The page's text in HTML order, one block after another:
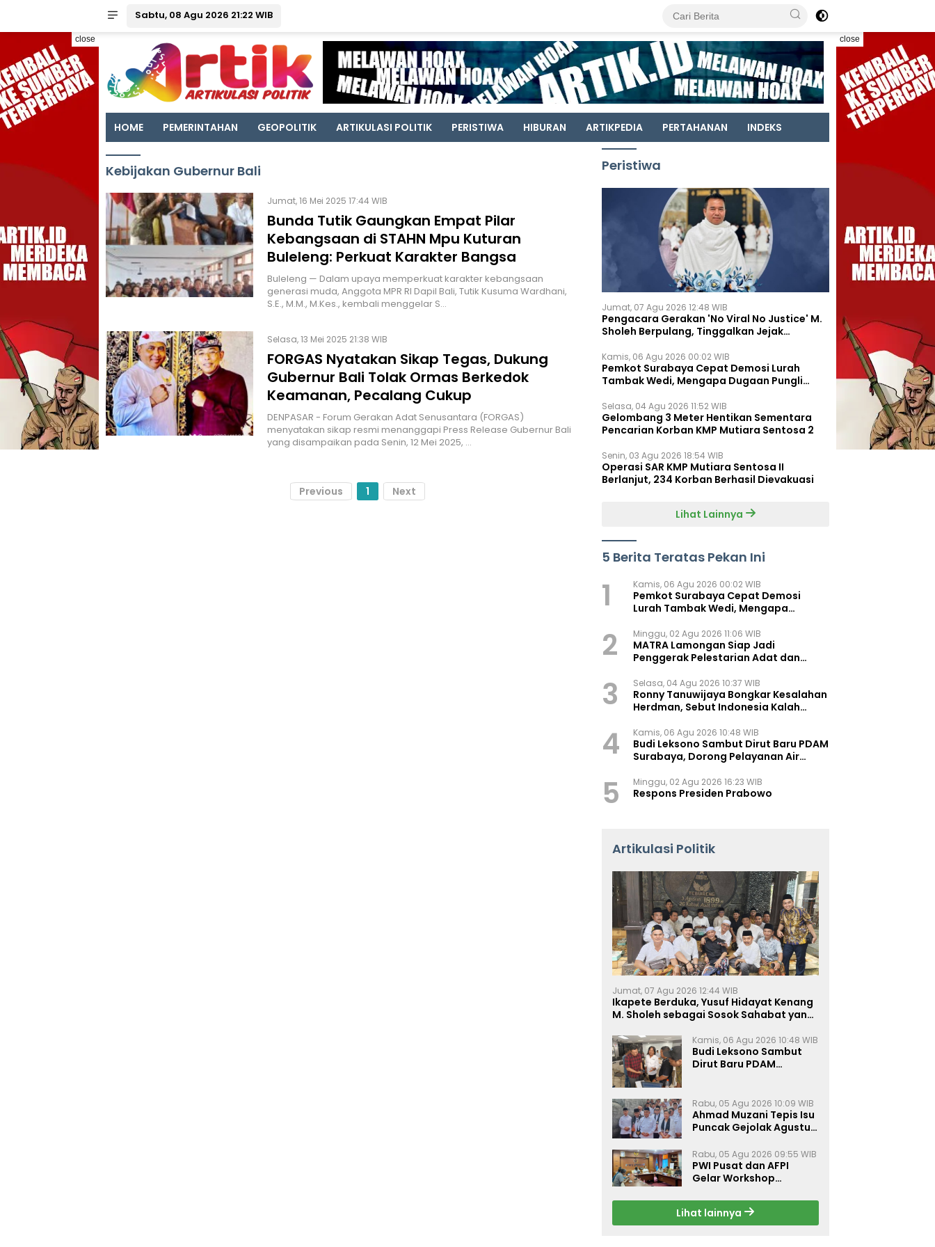
Sabtu, 08 Agu 2026 21:22 WIB
close close
HOME PEMERINTAHAN GEOPOLITIK ARTIKULASI POLITIK PERISTIWA HIBURAN ARTIKPEDIA PERTAHANAN INDEKS
Kebijakan Gubernur Bali
Jumat, 16 Mei 2025 17:44 WIB
Bunda Tutik Gaungkan Empat Pilar
Kebangsaan di STAHN Mpu Kuturan
Buleleng: Perkuat Karakter Bangsa
Buleleng — Dalam upaya memperkuat karakter kebangsaan
generasi muda, Anggota MPR RI Dapil Bali, Tutik Kusuma Wardhani,
S.E., M.M., M.Kes., kembali menggelar S…
Selasa, 13 Mei 2025 21:38 WIB
FORGAS Nyatakan Sikap Tegas, Dukung
Gubernur Bali Tolak Ormas Berkedok
Keamanan, Pecalang Cukup
DENPASAR - Forum Gerakan Adat Senusantara (FORGAS)
menyatakan sikap resmi menanggapi Press Release Gubernur Bali
yang disampaikan pada Senin, 12 Mei 2025, …
Previous 1 Next
Peristiwa
Jumat, 07 Agu 2026 12:48 WIB
Pengacara Gerakan 'No Viral No Justice' M.
Sholeh Berpulang, Tinggalkan Jejak
Kamis, 06 Agu 2026 00:02 WIB
Pemkot Surabaya Cepat Demosi Lurah
Tambak Wedi, Mengapa Dugaan Pungli
Selasa, 04 Agu 2026 11:52 WIB
Gelombang 3 Meter Hentikan Sementara
Pencarian Korban KMP Mutiara Sentosa 2
Senin, 03 Agu 2026 18:54 WIB
Operasi SAR KMP Mutiara Sentosa II
Berlanjut, 234 Korban Berhasil Dievakuasi
Lihat Lainnya
5 Berita Teratas Pekan Ini
1 Kamis, 06 Agu 2026 00:02 WIB
Pemkot Surabaya Cepat Demosi
Lurah Tambak Wedi, Mengapa
2 Minggu, 02 Agu 2026 11:06 WIB
MATRA Lamongan Siap Jadi
Penggerak Pelestarian Adat dan
3 Selasa, 04 Agu 2026 10:37 WIB
Ronny Tanuwijaya Bongkar Kesalahan
Herdman, Sebut Indonesia Kalah
4 Kamis, 06 Agu 2026 10:48 WIB
Budi Leksono Sambut Dirut Baru PDAM
Surabaya, Dorong Pelayanan Air
5 Minggu, 02 Agu 2026 16:23 WIB
Respons Presiden Prabowo
Artikulasi Politik
Jumat, 07 Agu 2026 12:44 WIB
Ikapete Berduka, Yusuf Hidayat Kenang
M. Sholeh sebagai Sosok Sahabat yang
Kamis, 06 Agu 2026 10:48 WIB
Budi Leksono Sambut
Dirut Baru PDAM
Makin Prima
Rabu, 05 Agu 2026 10:09 WIB
Ahmad Muzani Tepis Isu
Puncak Gejolak Agustus
Perkuat Persatuan
Rabu, 05 Agu 2026 09:55 WIB
PWI Pusat dan AFPI
Gelar Workshop
Inklusi Keuangan, dan
Perlindungan Publik
Lihat lainnya